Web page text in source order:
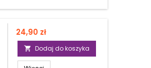
Cena
24,90 zł
 Dodaj do koszyka